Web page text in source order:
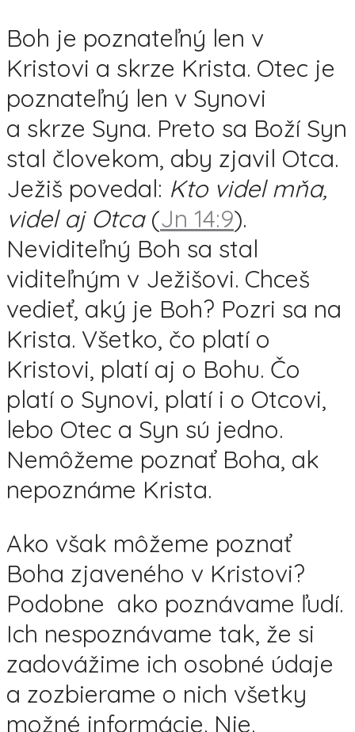
Boh je poznateľný len v
Kristovi a skrze Krista. Otec je
poznateľný len v Synovi
a skrze Syna. Preto sa Boží Syn
stal človekom, aby zjavil Otca.
Ježiš povedal: Kto videl mňa,
videl aj Otca(Jn 14:9).
Neviditeľný Boh sa stal
viditeľným v Ježišovi. Chceš
vedieť, aký je Boh? Pozri sa na
Krista. Všetko, čo platí o
Kristovi, platí aj o Bohu. Čo
platí o Synovi, platí i o Otcovi,
lebo Otec a Syn sú jedno.
Nemôžeme poznať Boha, ak
nepoznáme Krista.
Ako však môžeme poznať
Boha zjaveného v Kristovi?
Podobne ako poznávame ľudí.
Ich nespoznávame tak, že si
zadovážime ich osobné údaje
a zozbierame o nich všetky
možné informácie. Nie.